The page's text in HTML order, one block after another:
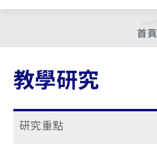
首頁
教學研究
研究重點